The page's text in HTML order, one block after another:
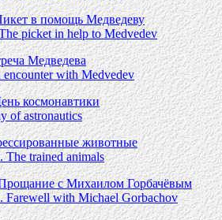
в помощь Медведеву
picket in help to Medvedev
Медведева
with Medvedev
космонавтики
of astronautics
животные
The trained animals
Прощание с Михаилом Горбачёвым
Farewell with Michael Gorbachov